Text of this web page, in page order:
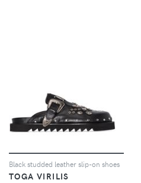
Black studded leather slip-on shoes
TOGA VIRILIS